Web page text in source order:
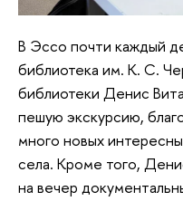
В Эссо почти каждый
библиотека им. К. С.
библиотеки Денис
пешую экскурсию,
много новых
села. Кроме того,
на вечер